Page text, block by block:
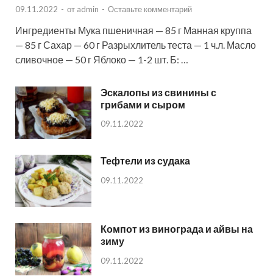
09.11.2022 - от admin - Оставьте комментарий
Ингредиенты Мука пшеничная — 85 г Манная круппа
— 85 г Сахар — 60 г Разрыхлитель теста — 1 ч.л. Масло
сливочное — 50 г Яблоко — 1-2 шт. Б: …
Эскалопы из свинины с
грибами и сыром
09.11.2022
Тефтели из судака
09.11.2022
Компот из винограда и айвы на
зиму
09.11.2022